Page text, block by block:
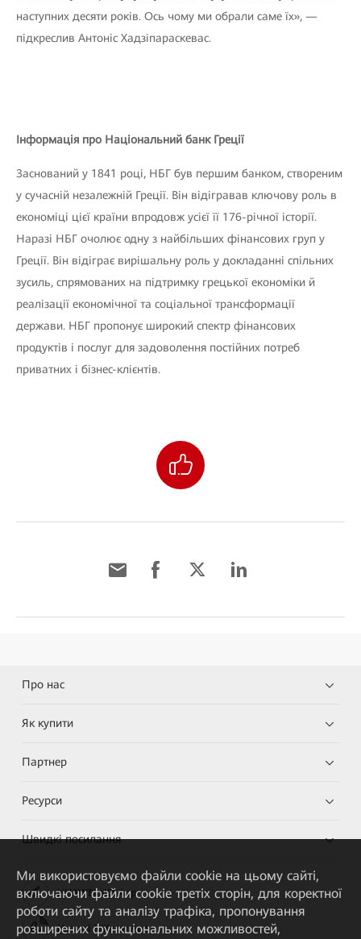
наступних десяти років. Ось чому ми обрали саме їх», —
підкреслив Антоніс Хадзіпараскевас.
Інформація про Національний банк Греції
Заснований у 1841 році, НБГ був першим банком, створеним
у сучасній незалежній Греції. Він відігравав ключову роль в
економіці цієї країни впродовж усієї її 176-річної історії.
Наразі НБГ очолює одну з найбільших фінансових груп у
Греції. Він відіграє вирішальну роль у докладанні спільних
зусиль, спрямованих на підтримку грецької економіки й
реалізації економічної та соціальної трансформації
держави. НБГ пропонує широкий спектр фінансових
продуктів і послуг для задоволення постійних потреб
приватних і бізнес-клієнтів.
Про нас
Як купити
Партнер
Ресурси
Швидкі посилання
HUAWEI eKit App
Huawei HiKnow App
Ми використовуємо файли cookie на цьому сайті,
включаючи файли cookie третіх сторін, для коректної
роботи сайту та аналізу трафіка, пропонування
розширених функціональних можливостей,